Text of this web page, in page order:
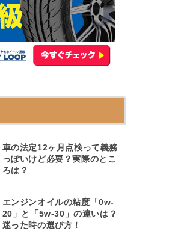
車の法定12ヶ月点検って義務
っぽいけど必要？実際のとこ
ろは？
エンジンオイルの粘度「0w-
20」と「5w-30」の違いは？
迷った時の選び方！